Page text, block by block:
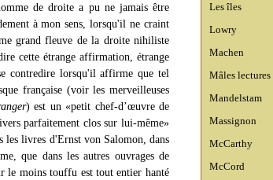
Les îles
Lowry
Machen
Mâles lectures
Mandelstam
Massignon
McCarthy
McCord
de droite a pu ne jamais être
à mon sens, lorsqu'il ne craint
grand fleuve de la droite nihiliste
cette étrange affirmation, étrange
contredire lorsqu'il affirme que tel
française (voir les merveilleuses
) est un «petit chef-d’œuvre de
parfaitement clos sur lui-même»
les livres d'Ernst von Salomon, dans
que dans les autres ouvrages de
le moins touffu est tout entier hanté